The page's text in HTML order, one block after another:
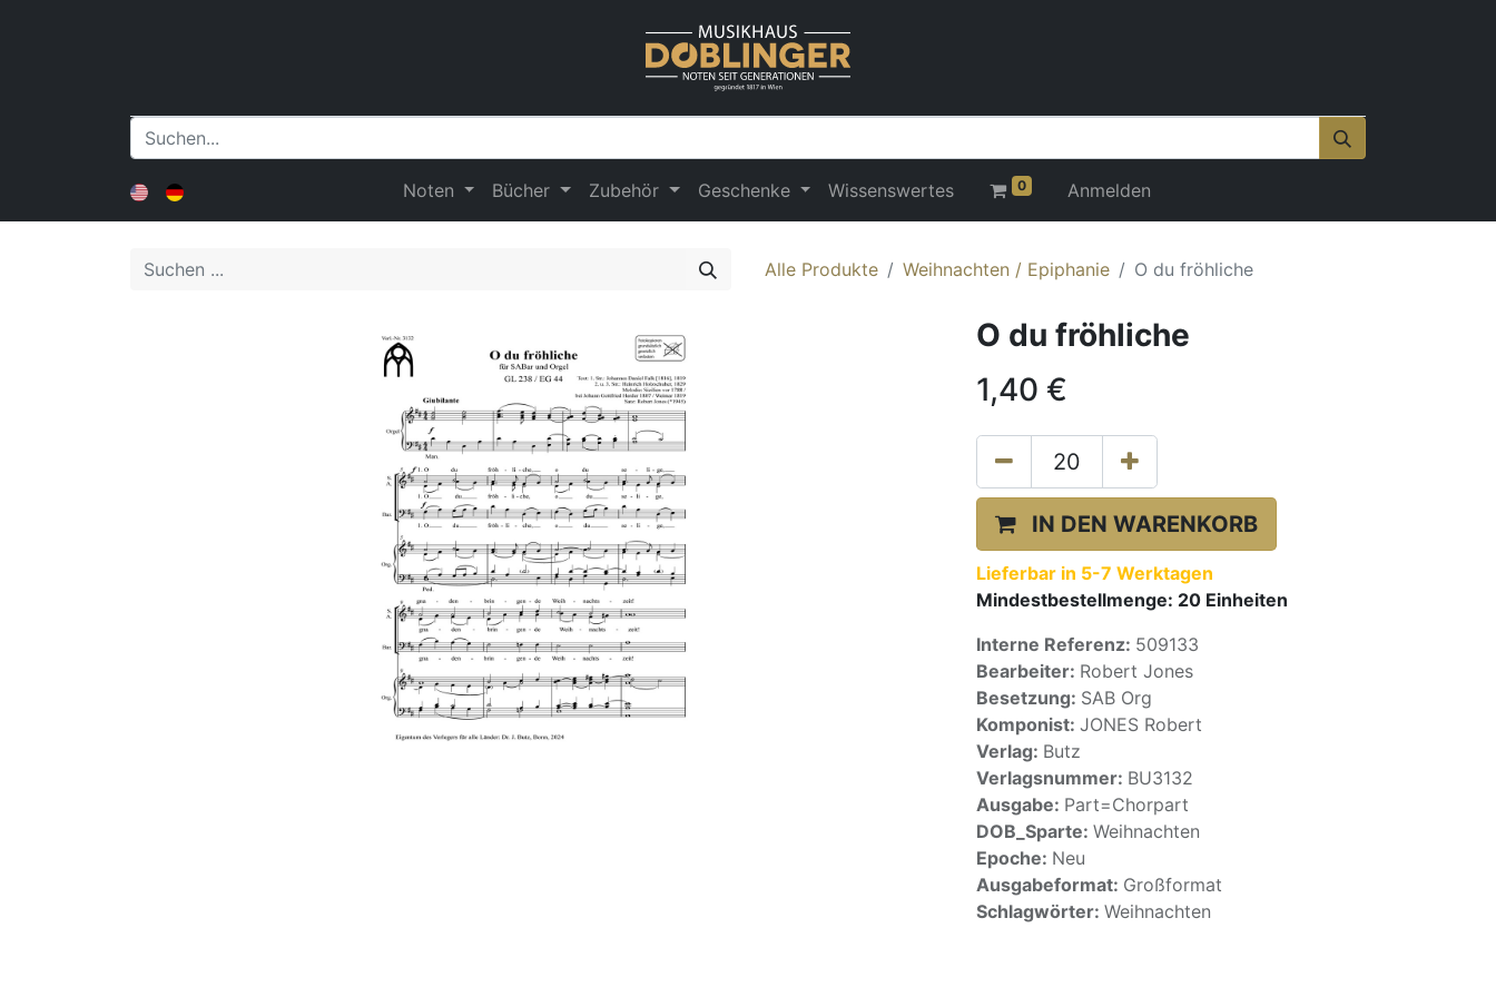
Noten Bücher Zubehör Geschenke Wissenswertes 0 Anmelden
Alle Produkte Weihnachten / Epiphanie O du fröhliche
O du fröhliche
1,40 €
IN DEN WARENKORB
Lieferbar in 5-7 Werktagen
Mindestbestellmenge: 20 Einheiten
Interne Referenz: 509133
Bearbeiter: Robert Jones
Besetzung: SAB Org
Komponist: JONES Robert
Verlag: Butz
Verlagsnummer: BU3132
Ausgabe: Part=Chorpart
DOB_Sparte: Weihnachten
Epoche: Neu
Ausgabeformat: Großformat
Schlagwörter: Weihnachten